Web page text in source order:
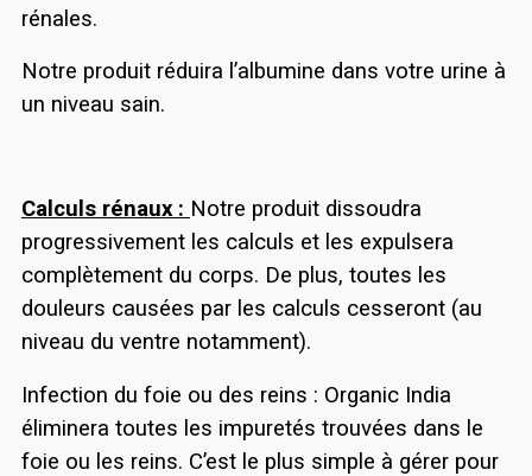
rénales.
Notre produit réduira l’albumine dans votre urine à
un niveau sain.
Calculs rénaux : Notre produit dissoudra
progressivement les calculs et les expulsera
complètement du corps. De plus, toutes les
douleurs causées par les calculs cesseront (au
niveau du ventre notamment).
Infection du foie ou des reins : Organic India
éliminera toutes les impuretés trouvées dans le
foie ou les reins. C’est le plus simple à gérer pour